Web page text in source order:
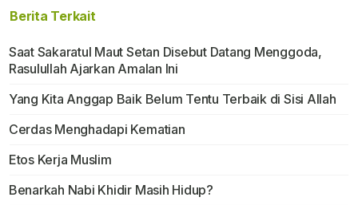
Berita Terkait
Saat Sakaratul Maut Setan Disebut Datang Menggoda,
Rasulullah Ajarkan Amalan Ini
Yang Kita Anggap Baik Belum Tentu Terbaik di Sisi Allah
Cerdas Menghadapi Kematian
Etos Kerja Muslim
Benarkah Nabi Khidir Masih Hidup?